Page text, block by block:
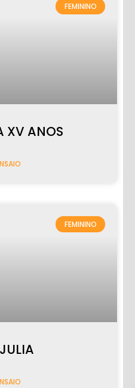
FEMININO
XV ANOS
FEMININO